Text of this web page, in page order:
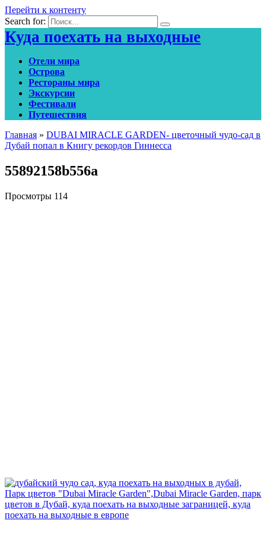
Перейти к контенту
Search for:
Куда поехать на выходные
Отели мира
Острова
Рестораны мира
Экскурсии
Фестивали
Путешествия
Главная » DUBAI MIRACLE GARDEN- цветочный чудо-сад в
Дубай попал в Книгу рекордов Гиннесса
55892158b556a
Просмотры 114